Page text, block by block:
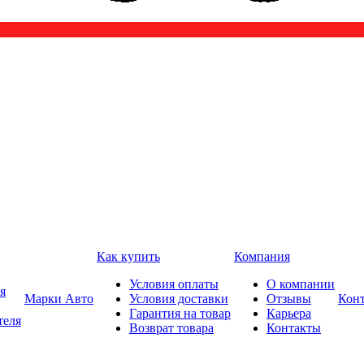
Марки Авто
Как купить
Условия оплаты
Условия доставки
Гарантия на товар
Возврат товара
Компания
О компании
Отзывы
Карьера
Контакты